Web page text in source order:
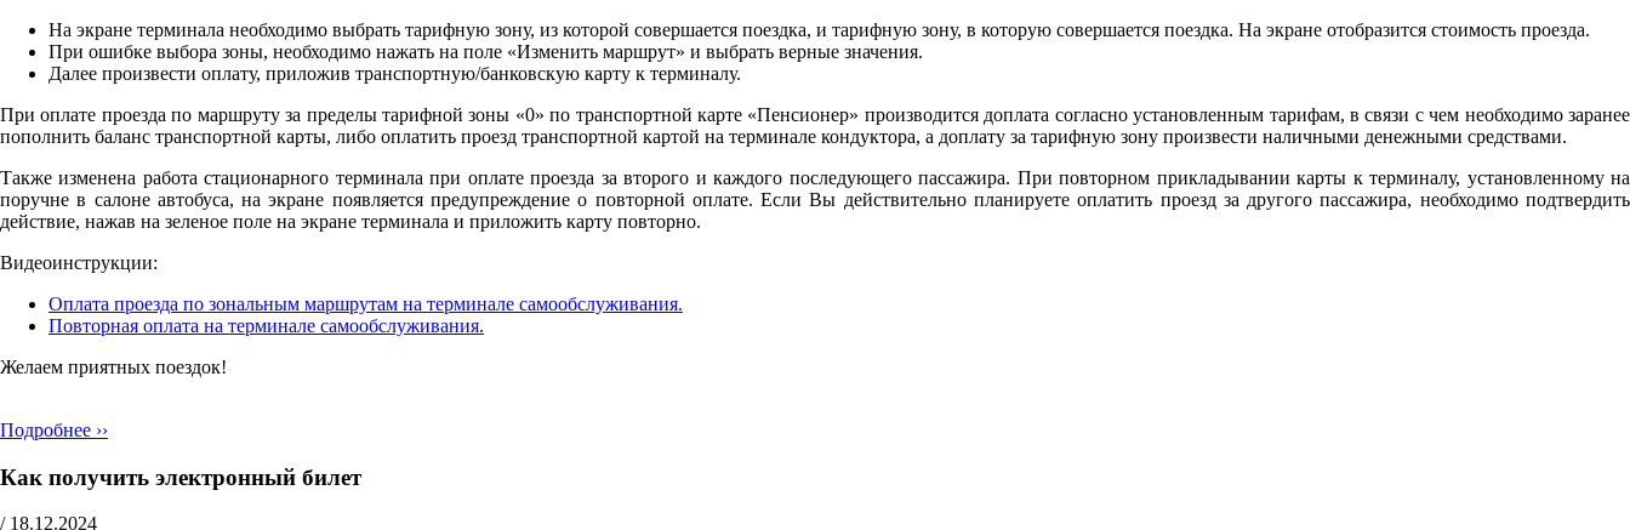
На экране терминала необходимо выбрать тарифную зону, из которой совершается поездка, и тарифную зону, в которую совершается поездка. На экране отобразится стоимость проезда.
При ошибке выбора зоны, необходимо нажать на поле «Изменить маршрут» и выбрать верные значения.
Далее произвести оплату, приложив транспортную/банковскую карту к терминалу.
При оплате проезда по маршруту за пределы тарифной зоны «0» по транспортной карте «Пенсионер» производится доплата согласно установленным тарифам, в связи с чем необходимо заранее
пополнить баланс транспортной карты, либо оплатить проезд транспортной картой на терминале кондуктора, а доплату за тарифную зону произвести наличными денежными средствами.
Также изменена работа стационарного терминала при оплате проезда за второго и каждого последующего пассажира. При повторном прикладывании карты к терминалу, установленному на
поручне в салоне автобуса, на экране появляется предупреждение о повторной оплате. Если Вы действительно планируете оплатить проезд за другого пассажира, необходимо подтвердить
действие, нажав на зеленое поле на экране терминала и приложить карту повторно.
Видеоинструкции:
Оплата проезда по зональным маршрутам на терминале самообслуживания.
Повторная оплата на терминале самообслуживания.
Желаем приятных поездок!
Подробнее ››
Как получить электронный билет
/ 18.12.2024